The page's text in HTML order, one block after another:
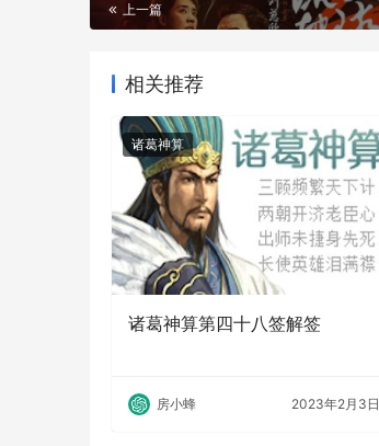
上一篇
相关推荐
诸葛神算
诸葛神算第四十八签解签
房小蜂 2023年2月3日